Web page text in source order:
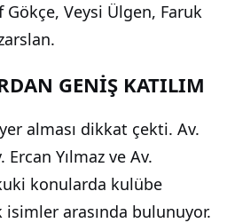
Gökçe, Veysi Ülgen, Faruk
GENİŞ KATILIM
alması dikkat çekti. Av.
Yılmaz ve Av.
konularda kulübe
isimler arasında bulunuyor.